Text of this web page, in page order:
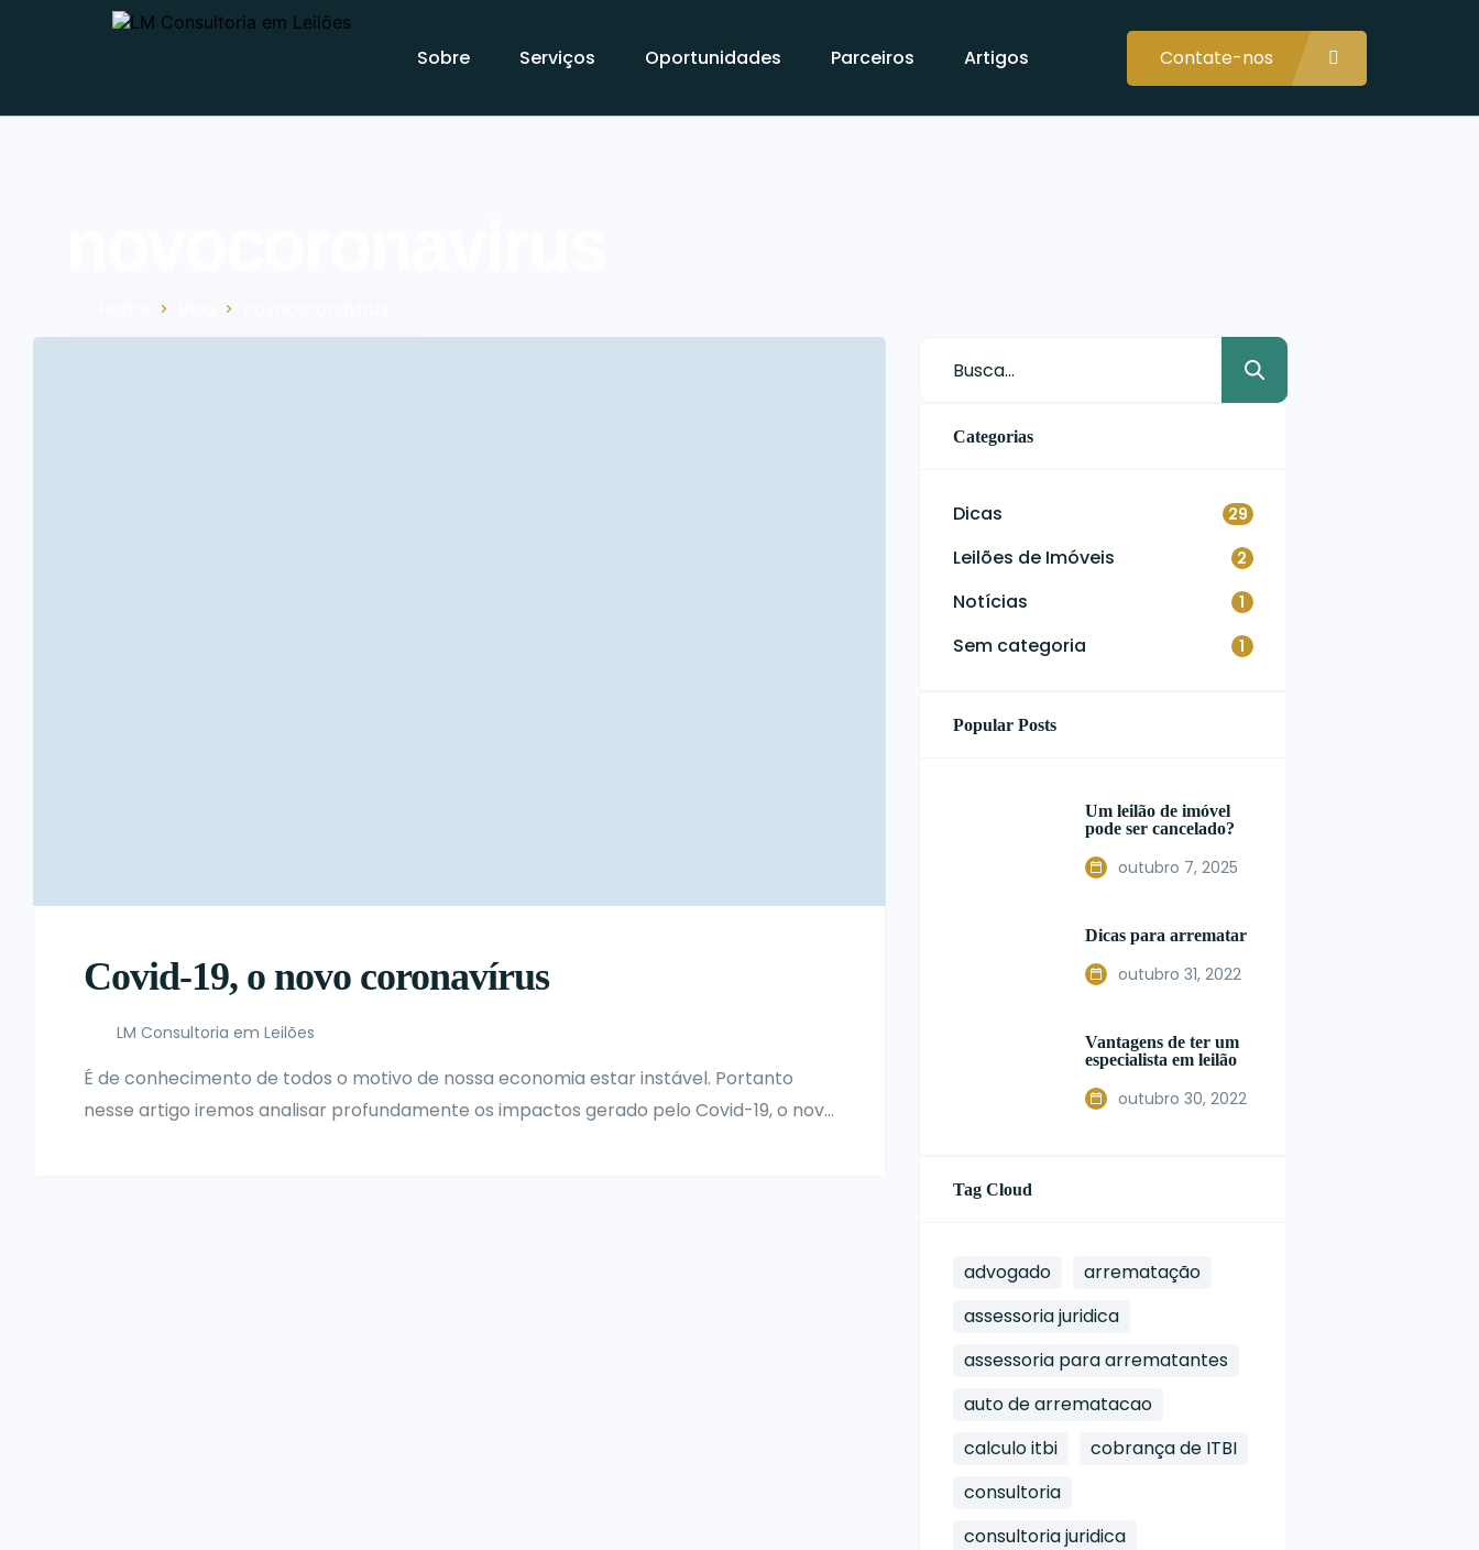
Sobre Serviços Oportunidades Parceiros Artigos Contate-nos
Covid-19, o novo coronavírus
LM Consultoria em Leilões
É de conhecimento de todos o motivo de nossa economia estar instável. Portanto
nesse artigo iremos analisar profundamente os impactos gerado pelo Covid-19, o novo
Categorias
Dicas 29
Leilões de Imóveis 2
Notícias 1
Sem categoria 1
Popular Posts
Um leilão de imóvel
pode ser cancelado?
outubro 7, 2025
Dicas para arrematar
outubro 31, 2022
Vantagens de ter um
especialista em leilão
outubro 30, 2022
Tag Cloud
advogado
arrematação
assessoria juridica
assessoria para arrematantes
auto de arrematacao
calculo itbi
cobrança de ITBI
consultoria
consultoria juridica